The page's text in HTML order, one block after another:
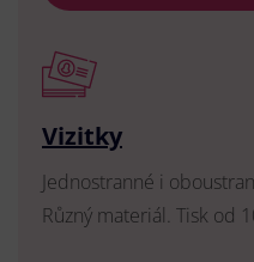
Vizitky
Jednostranné i
Různý materiál. Tisk od